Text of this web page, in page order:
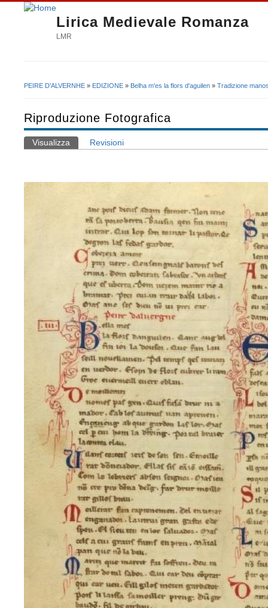
Lirica Medievale Romanza
LMR
PEIRE D'ALVERNHE » EDIZIONE » Belha m'es la flors d'aguilen » Tradizione
Riproduzione Fotografica
Schede primarie
Visualizza (scheda attiva)
Revisioni